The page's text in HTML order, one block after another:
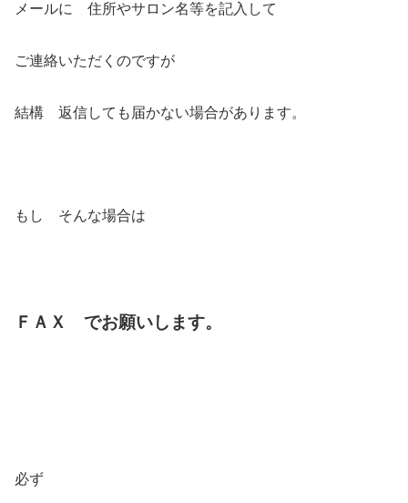
メールに 住所やサロン名等を記入して
ご連絡いただくのですが
結構 返信しても届かない場合があります。
もし そんな場合は
ＦＡＸ でお願いします。
必ず